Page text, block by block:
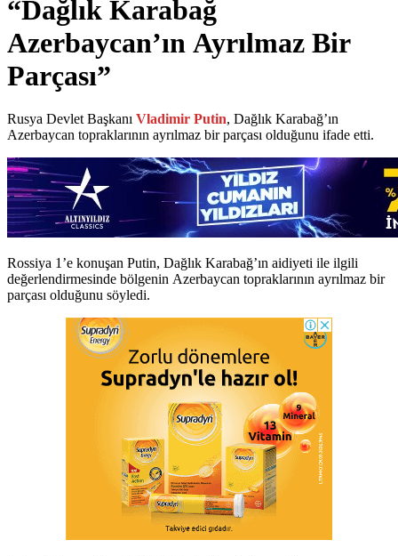
“Dağlık Karabağ
Azerbaycan’ın Ayrılmaz Bir
Parçası”
Rusya Devlet Başkanı Vladimir Putin, Dağlık Karabağ’ın
Azerbaycan topraklarının ayrılmaz bir parçası olduğunu ifade etti.
Rossiya 1’e konuşan Putin, Dağlık Karabağ’ın aidiyeti ile ilgili
değerlendirmesinde bölgenin Azerbaycan topraklarının ayrılmaz bir
parçası olduğunu söyledi.